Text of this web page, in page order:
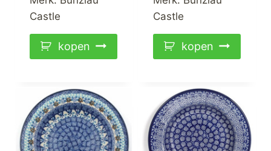
Castle
kopen
Castle
kopen